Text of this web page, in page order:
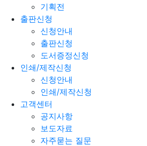
기획전
출판신청
신청안내
출판신청
도서증정신청
인쇄/제작신청
신청안내
인쇄/제작신청
고객센터
공지사항
보도자료
자주묻는 질문